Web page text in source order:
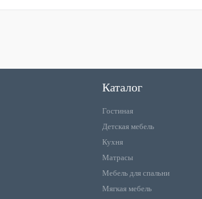
Каталог
Гостиная
Детская мебель
Кухня
Матрасы
Мебель для спальни
Мягкая мебель